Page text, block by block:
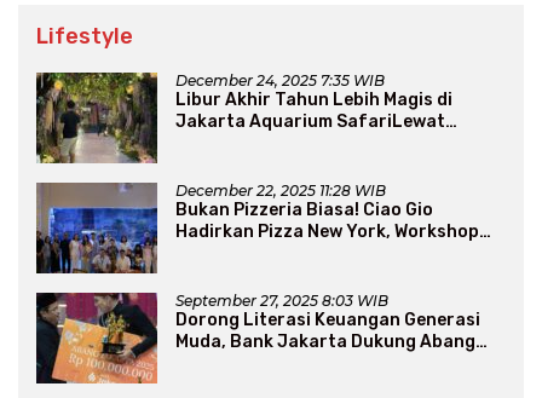
Lifestyle
December 24, 2025 7:35 WIB
Libur Akhir Tahun Lebih Magis di
Jakarta Aquarium SafariLewat
December 22, 2025 11:28 WIB
Bukan Pizzeria Biasa! Ciao Gio
Hadirkan Pizza New York, Workshop
September 27, 2025 8:03 WIB
Dorong Literasi Keuangan Generasi
Muda, Bank Jakarta Dukung Abang